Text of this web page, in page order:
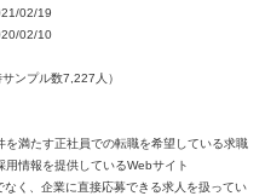
02/19
02/10
ンプル数7,227人）
を満たす正社員での転職を希望している求職
用情報を提供しているWebサイト
なく、企業に直接応募できる求人を扱ってい